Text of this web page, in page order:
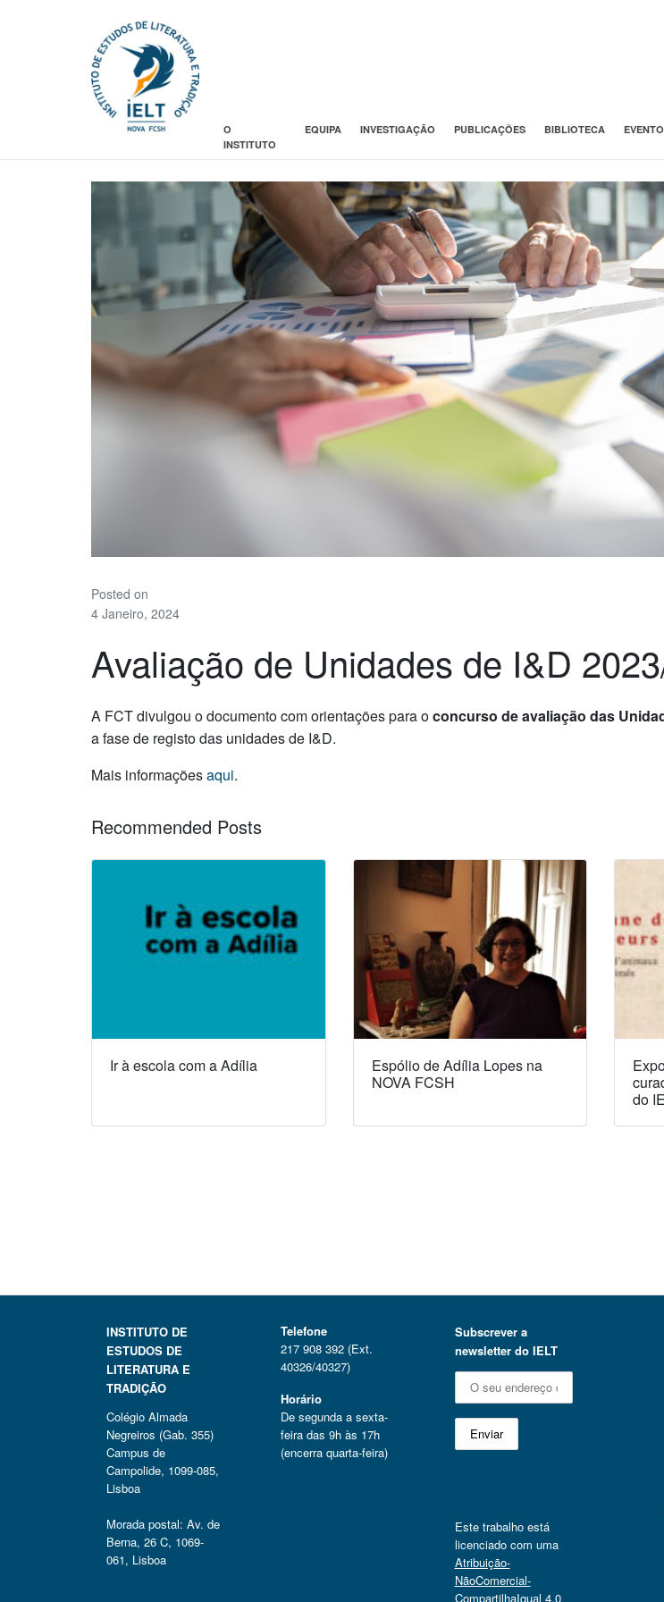
O
INSTITUTO
EQUIPA INVESTIGAÇÃO PUBLICAÇÕES BIBLIOTECA
Posted on
4 Janeiro, 2024
Avaliação de Unidades de I&D
A FCT divulgou o documento com orientações para oconcurso de avaliação das
a fase de registo das unidades de I&D.
Mais informaçõesaqui.
Recommended Posts
Ir à escola com a Adília
Espólio de Adília Lopes na
NOVA FCSH
do
INSTITUTO DE
ESTUDOS DE
LITERATURA E
TRADIÇÃO
Colégio Almada
Negreiros (Gab. 355)
Campus de
Campolide, 1099-085,
Lisboa
Morada postal: Av. de
Berna, 26 C, 1069-
061, Lisboa
Telefone
217 908 392 (Ext.
40326/40327)
Horário
De segunda a sexta-
feira das 9h às 17h
(encerra quarta-feira)
Subscrever a
newsletter do IELT
Este trabalho está
licenciado com uma
Atribuição-
NãoComercial-
CompartilhaIgual 4.0